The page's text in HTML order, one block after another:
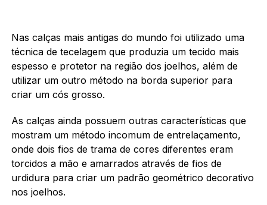
Nas calças mais antigas do mundo foi utilizado uma
técnica de tecelagem que produzia um tecido mais
espesso e protetor na região dos joelhos, além de
utilizar um outro método na borda superior para
criar um cós grosso.
As calças ainda possuem outras características que
mostram um método incomum de entrelaçamento,
onde dois fios de trama de cores diferentes eram
torcidos a mão e amarrados através de fios de
urdidura para criar um padrão geométrico decorativo
nos joelhos.